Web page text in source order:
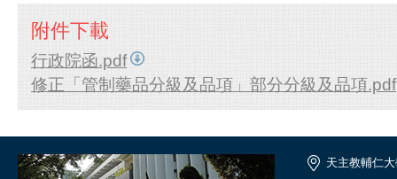
附件下載
行政院函.pdf
修正「管制藥品分級及品項」部分分級及品項.pdf
天主教輔仁